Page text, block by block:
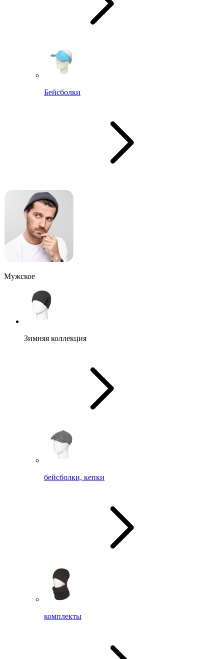
Бейсболки
Мужское
Зимняя коллекция
бейсболки, кепки
комплекты